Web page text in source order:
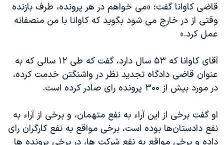
همایش محافظه‌کاران آمریکا «سی‌پک»
صفحه‌های ویژه
قاضی کاوانا گفت: «می خواهم در هر پرونده، طرف بازنده
وقتی از در خارج می شود بگوید که کاوانا با من منصفانه
عمل کرد.»
آقای کاوانا که ۵۳ سال دارد، گفت که طی ۱۲ سالی که به
عنوان قاضی دادگاه تجدید نظر در واشنگتن خدمت کرده،
در مورد بیش از ۳۰۰ پرونده رای صادر کرده است.
او گفت برخی از این آراء به نفع متهمان، و برخی از آراء به
نفع دادستان‌ها بوده است، برخی مواقع به نفع کارگران رای